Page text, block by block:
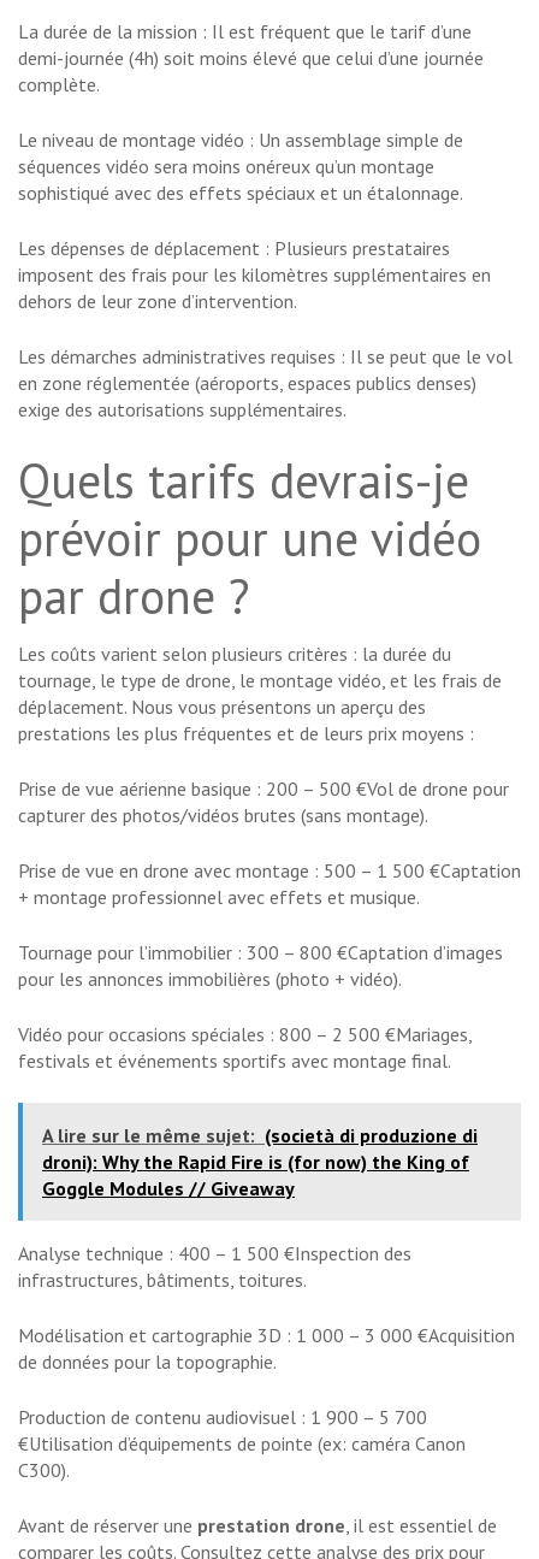
La durée de la mission : Il est fréquent que le tarif d’une
demi-journée (4h) soit moins élevé que celui d’une journée
complète.
Le niveau de montage vidéo : Un assemblage simple de
séquences vidéo sera moins onéreux qu’un montage
sophistiqué avec des effets spéciaux et un étalonnage.
Les dépenses de déplacement : Plusieurs prestataires
imposent des frais pour les kilomètres supplémentaires en
dehors de leur zone d’intervention.
Les démarches administratives requises : Il se peut que le vol
en zone réglementée (aéroports, espaces publics denses)
exige des autorisations supplémentaires.
Quels tarifs devrais-je
prévoir pour une vidéo
par drone ?
Les coûts varient selon plusieurs critères : la durée du
tournage, le type de drone, le montage vidéo, et les frais de
déplacement. Nous vous présentons un aperçu des
prestations les plus fréquentes et de leurs prix moyens :
Prise de vue aérienne basique : 200 – 500 €Vol de drone pour
capturer des photos/vidéos brutes (sans montage).
Prise de vue en drone avec montage : 500 – 1 500 €Captation
+ montage professionnel avec effets et musique.
Tournage pour l’immobilier : 300 – 800 €Captation d’images
pour les annonces immobilières (photo + vidéo).
Vidéo pour occasions spéciales : 800 – 2 500 €Mariages,
festivals et événements sportifs avec montage final.
A lire sur le même sujet: (società di produzione di
droni): Why the Rapid Fire is (for now) the King of
Goggle Modules // Giveaway
Analyse technique : 400 – 1 500 €Inspection des
infrastructures, bâtiments, toitures.
Modélisation et cartographie 3D : 1 000 – 3 000 €Acquisition
de données pour la topographie.
Production de contenu audiovisuel : 1 900 – 5 700
€Utilisation d’équipements de pointe (ex: caméra Canon
C300).
Avant de réserver une prestation drone, il est essentiel de
comparer les coûts. Consultez cette analyse des prix pour